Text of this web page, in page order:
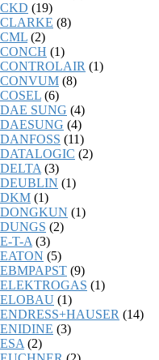
CKD (19)
CLARKE (8)
CML (2)
CONCH (1)
CONTROLAIR (1)
CONVUM (8)
COSEL (6)
DAE SUNG (4)
DAESUNG (4)
DANFOSS (11)
DATALOGIC (2)
DELTA (3)
DEUBLIN (1)
DKM (1)
DONGKUN (1)
DUNGS (2)
E-T-A (3)
EATON (5)
EBMPAPST (9)
ELEKTROGAS (1)
ELOBAU (1)
ENDRESS+HAUSER (14)
ENIDINE (3)
ESA (2)